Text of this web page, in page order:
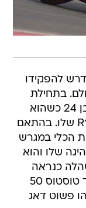
להפקידו
בתחילת
חודש ספטמבר נתפס תושב בת-ים בן 24 כשהוא
רוכב במצב של שכרות על הימאהה R1 שלו. בהתאם
הכלי במגרש
הנהיגה שלו והוא
כנראה
והתבלבל, כי במקום ה-R1 הוא הפקיד טוסטוס 50
פשוט דאג